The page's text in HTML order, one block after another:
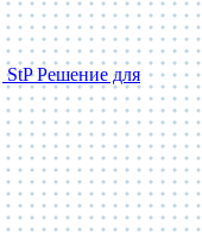
StP Решение для